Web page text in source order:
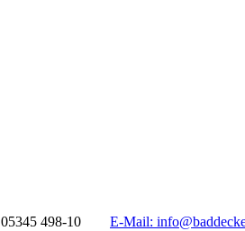
05345 498-10 E-Mail: